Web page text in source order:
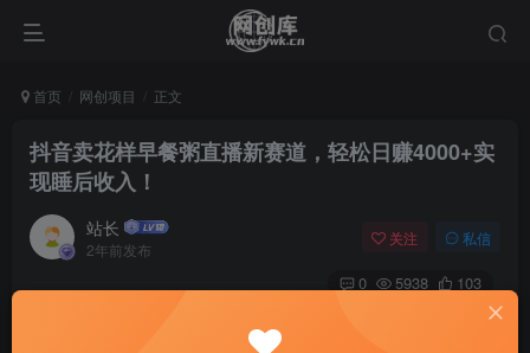
首页 网创项目 正文
抖音卖花样早餐粥直播新赛道，轻松日赚4000+实
现睡后收入！
站长
2年前发布
关注 私信
0 5938 103